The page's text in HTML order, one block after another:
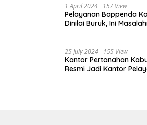
1 April 2024 157 View
Pelayanan Bappenda
Dinilai Buruk, Ini
25 July 2024 155 View
Kantor Pertanahan
Resmi Jadi Kantor